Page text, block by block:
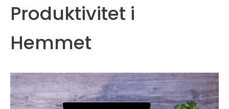
Produktivitet i
Hemmet